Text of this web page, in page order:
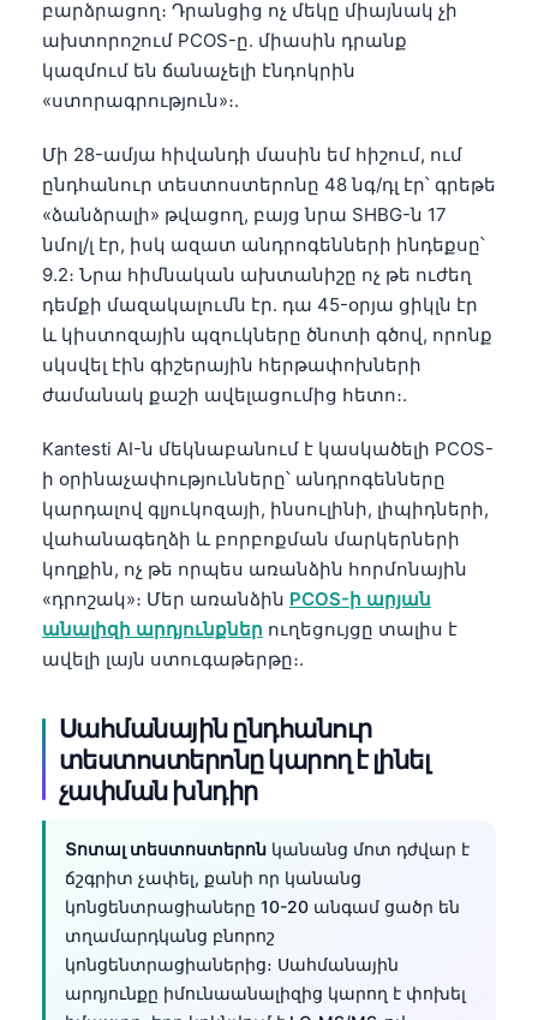
բարձրացող։ Դրանցից ոչ մեկը միայնակ չի
ախտորոշում PCOS-ը. միասին դրանք
կազմում են ճանաչելի էնդոկրին
«ստորագրություն»։.
Մի 28-ամյա հիվանդի մասին եմ հիշում, ում
ընդհանուր տեստոստերոնը 48 նգ/դլ էր՝ գրեթե
«ձանձրալի» թվացող, բայց նրա SHBG-ն 17
նմոլ/լ էր, իսկ ազատ անդրոգենների ինդեքսը՝
9.2։ Նրա հիմնական ախտանիշը ոչ թե ուժեղ
դեմքի մազակալումն էր. դա 45-օրյա ցիկլն էր
և կիստոզային պզուկները ծնոտի գծով, որոնք
սկսվել էին գիշերային հերթափոխների
ժամանակ քաշի ավելացումից հետո։.
Kantesti AI-ն մեկնաբանում է կասկածելի PCOS-
ի օրինաչափությունները՝ անդրոգենները
կարդալով գլյուկոզայի, ինսուլինի, լիպիդների,
վահանագեղձի և բորբոքման մարկերների
կողքին, ոչ թե որպես առանձին հորմոնային
«դրոշակ»։ Մեր առանձին PCOS-ի արյան
անալիզի արդյունքներ ուղեցույցը տալիս է
ավելի լայն ստուգաթերթը։.
Սահմանային ընդհանուր
տեստոստերոնը կարող է լինել
չափման խնդիր
Տոտալ տեստոստերոն կանանց մոտ դժվար է
ճշգրիտ չափել, քանի որ կանանց
կոնցենտրացիաները 10-20 անգամ ցածր են
տղամարդկանց բնորոշ
կոնցենտրացիաներից։ Սահմանային
արդյունքը իմունաանալիզից կարող է փոխել